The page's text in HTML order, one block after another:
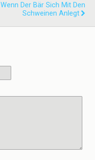
Wenn Der Bär Sich Mit Den
Schweinen Anlegt